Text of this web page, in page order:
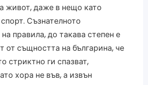
живот, даже в нещо като
Съзнателното
правила, до такава степен е
от същността на българина, че
стриктно ги спазват,
хора не във, а извън